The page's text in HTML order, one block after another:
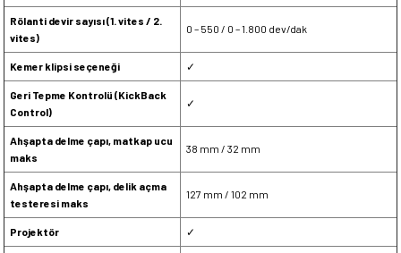
Rölanti devir sayısı (1. vites / 2.
vites)
0 – 550 / 0 – 1.800 dev/dak
Kemer klipsi seçeneği ✓
Geri Tepme Kontrolü (KickBack
Control)
✓
Ahşapta delme çapı, matkap ucu
maks
38 mm / 32 mm
Ahşapta delme çapı, delik açma
testeresi maks
127 mm / 102 mm
Projektör ✓